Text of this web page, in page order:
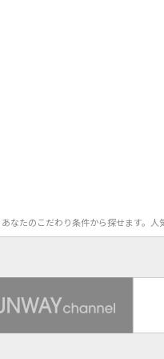
たのこだわり条件から探せます。人